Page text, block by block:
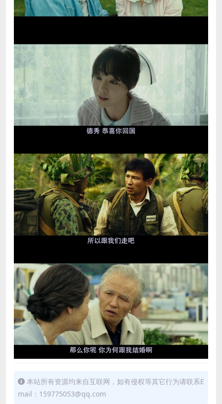
本站所有资源均来自互联网，如有侵权等其它行为请联系E
mail：159775053@qq.com